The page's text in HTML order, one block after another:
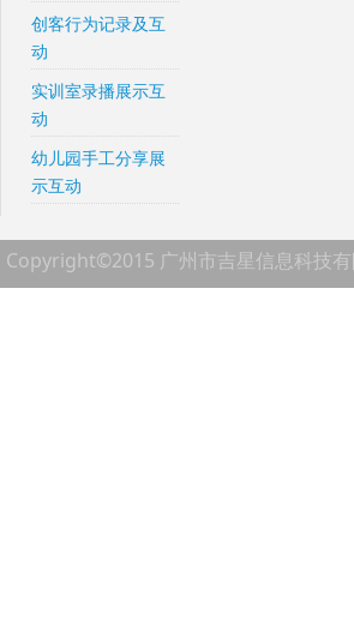
创客行为记录及互
动
实训室录播展示互
动
幼儿园手工分享展
示互动
Copyright©2015 广州市吉星信息科技